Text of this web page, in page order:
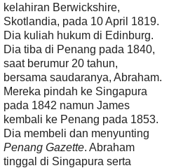
kelahiran Berwickshire,
Skotlandia, pada 10 April 1819.
Dia kuliah hukum di Edinburg.
Dia tiba di Penang pada 1840,
saat berumur 20 tahun,
bersama saudaranya, Abraham.
Mereka pindah ke Singapura
pada 1842 namun James
kembali ke Penang pada 1853.
Dia membeli dan menyunting
Penang Gazette. Abraham
tinggal di Singapura serta